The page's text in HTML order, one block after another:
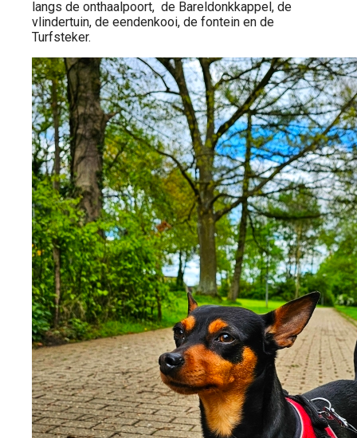
langs de onthaalpoort, de Bareldonkkappel, de
vlindertuin, de eendenkooi, de fontein en de
Turfsteker.